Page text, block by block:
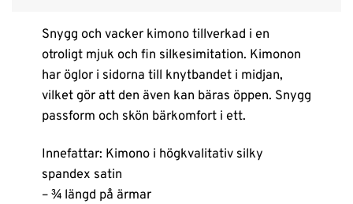
Snygg och vacker kimono tillverkad i en
otroligt mjuk och fin silkesimitation. Kimonon
har öglor i sidorna till knytbandet i midjan,
vilket gör att den även kan bäras öppen. Snygg
passform och skön bärkomfort i ett.
Innefattar: Kimono i högkvalitativ silky
spandex satin
– ¾ längd på ärmar